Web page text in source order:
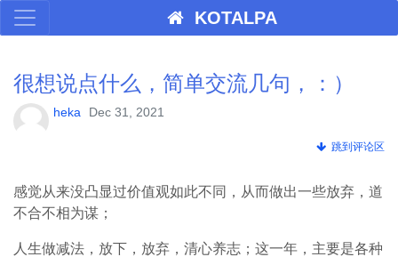
KOTALPA
很想说点什么，简单交流几句，：）
heka Dec 31, 2021
跳到评论区
感觉从来没凸显过价值观如此不同，从而做出一些放弃，道
不合不相为谋；
人生做减法，放下，放弃，清心养志；这一年，主要是各种